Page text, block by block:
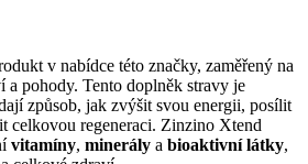
v nabídce této značky, zaměřený na
a pohody. Tento doplněk stravy je
způsob, jak zvýšit svou energii, posílit
celkovou regeneraci. Zinzino Xtend
vitamíny, minerály a bioaktivní látky,